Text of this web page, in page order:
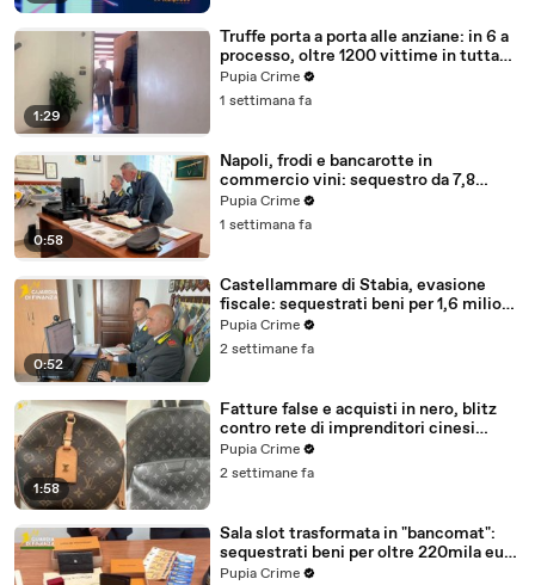
1:29
Truffe porta a porta alle anziane: in 6 a
processo, oltre 1200 vittime in tutta
Italia (30.07.26)
Pupia Crime
1 settimana fa
0:58
Napoli, frodi e bancarotte in
commercio vini: sequestro da 7,8
milioni (30.07.26)
Pupia Crime
1 settimana fa
0:52
Castellammare di Stabia, evasione
fiscale: sequestrati beni per 1,6 milioni
ad un consorzio navale (29.07.26)
Pupia Crime
2 settimane fa
1:58
Fatture false e acquisti in nero, blitz
contro rete di imprenditori cinesi
sequestri per 8,5 milioni (29.07.26)
Pupia Crime
2 settimane fa
Sala slot trasformata in "bancomat":
sequestrati beni per oltre 220mila euro
a due coniugi (29.07.26)
Pupia Crime